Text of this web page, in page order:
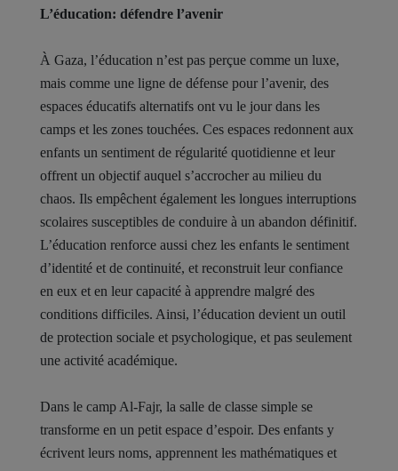
L’éducation: défendre l’avenir
À Gaza, l’éducation n’est pas perçue comme un luxe,
mais comme une ligne de défense pour l’avenir, des
espaces éducatifs alternatifs ont vu le jour dans les
camps et les zones touchées. Ces espaces redonnent aux
enfants un sentiment de régularité quotidienne et leur
offrent un objectif auquel s’accrocher au milieu du
chaos. Ils empêchent également les longues interruptions
scolaires susceptibles de conduire à un abandon définitif.
L’éducation renforce aussi chez les enfants le sentiment
d’identité et de continuité, et reconstruit leur confiance
en eux et en leur capacité à apprendre malgré des
conditions difficiles. Ainsi, l’éducation devient un outil
de protection sociale et psychologique, et pas seulement
une activité académique.
Dans le camp Al-Fajr, la salle de classe simple se
transforme en un petit espace d’espoir. Des enfants y
écrivent leurs noms, apprennent les mathématiques et